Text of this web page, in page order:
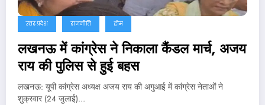
उत्तर प्रदेश राजनीति होम
लखनऊ में कांग्रेस ने निकाला कैंडल मार्च, अजय
राय की पुलिस से हुई बहस
लखनऊ: यूपी कांग्रेस अध्यक्ष अजय राय की अगुआई में कांग्रेस नेताओं ने
शुक्रवार (24 जुलाई)…